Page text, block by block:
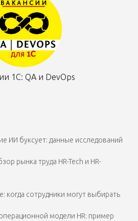
1С: QA и DevOps
ИИ буксует: данные исследований
рынка труда HR-Tech и HR-
когда сотрудники могут выбирать
модели HR: пример